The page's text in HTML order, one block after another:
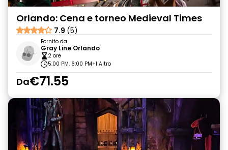
Orlando: Cena e torneo Medieval Times
7.9 (5)
Fornito da
Gray Line Orlando
2 ore
5:00 PM, 6:00 PM+1 Altro
Da€71.55